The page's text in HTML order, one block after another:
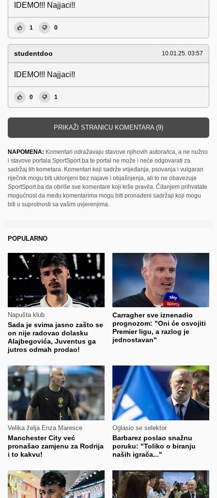
IDEMO!!! Najjaci!!
1 0
studentdoo 10.01.25. 03:57
IDEMO!!! Najjaci!!
0 1
PRIKAŽI STRANICU KOMENTARA (9)
NAPOMENA: Komentari odražavaju stavove njihovih autora/ica, a ne nužno
i stavove portala SportSport.ba te portal ne može i neće odgovarati za
sadržaj tih kometara. Komentari koji sadrže vrijeđanja, psovanja i vulgaran
riječnik mogu biti uklonjeni bez najave i objašnjenja, ali to ne obavezuje
SportSport.ba da obriše sve komentare koji krše pravila. Čitanjem prihvatate
mogućnost da među komentarima mogu biti pronađeni sadržaji koji mogu
biti u suprotnosti sa vašim uvjerenjima.
POPULARNO
Napušta klub
Sada je svima jasno zašto se
on nije radovao dolasku
Alajbegovića, Juventus ga
jutros odmah prodao!
Carragher sve iznenadio
prognozom: "Oni će osvojiti
Premier ligu, a razlog je
jednostavan"
Velika želja Enza Maresce
Manchester City već
pronašao zamjenu za Rodrija
i to kakvu!
Oglasio se selektor
Barbarez poslao snažnu
poruku: "Toliko o biranju
naših igrača..."